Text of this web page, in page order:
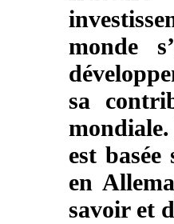
monde
sa
est
en
savoir et